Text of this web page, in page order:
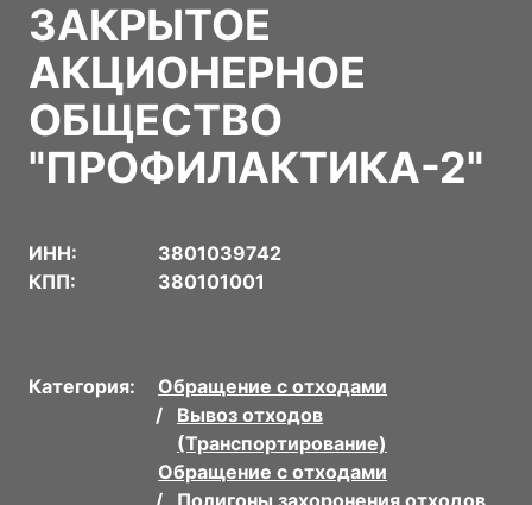
ЗАКРЫТОЕ
АКЦИОНЕРНОЕ
ОБЩЕСТВО
"ПРОФИЛАКТИКА-2"
ИНН:
3801039742
КПП:
380101001
Категория:
Обращение с отходами
Вывоз отходов
(Транспортирование)
Обращение с отходами
Полигоны захоронения отходов